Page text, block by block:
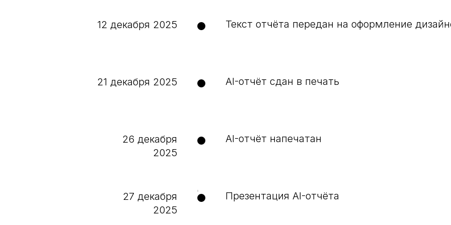
12 декабря 2025 Текст отчёта передан на оформление
21 декабря 2025 AI-отчёт сдан в печать
26 декабря
2025
AI-отчёт напечатан
27 декабря
2025
Презентация AI-отчёта